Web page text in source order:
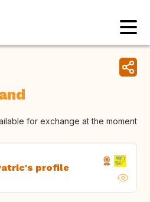
for exchange at the moment
profile